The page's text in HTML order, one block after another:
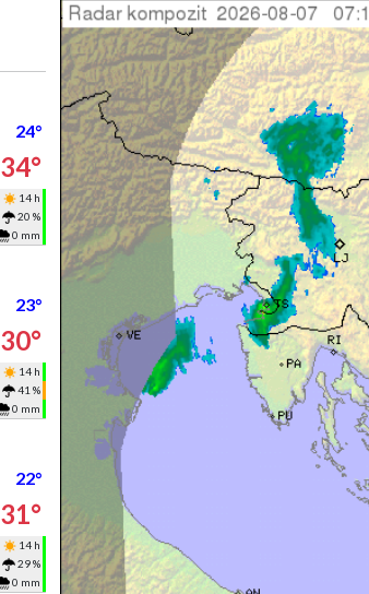
24°
34°
14 h
20 %
0 mm
23°
30°
14 h
41 %
0 mm
22°
31°
14 h
29 %
0 mm